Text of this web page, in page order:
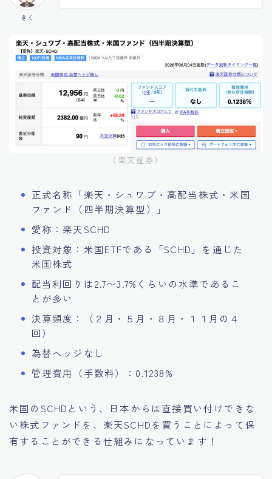
きく
（楽天証券）
正式名称「楽天・シュワブ・高配当株式・米国
ファンド（四半期決算型）」
愛称：楽天SCHD
投資対象：米国ETFである「SCHD」を通じた
米国株式
配当利回りは2.7〜3.7%くらいの水準であるこ
とが多い
決算頻度：（２月・５月・８月・１１月の４
回）
為替ヘッジなし
管理費用（手数料）：0.1238%
米国のSCHDという、日本からは直接買い付けできな
い株式ファンドを、楽天SCHDを買うことによって保
有することができる仕組みになっています！